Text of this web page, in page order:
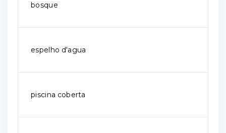
bosque
espelho d'agua
piscina coberta